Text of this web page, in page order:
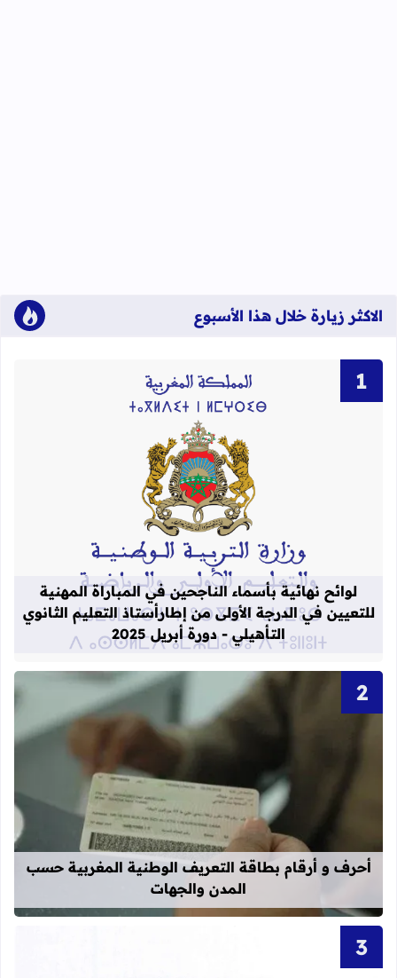
الاكثر زيارة خلال هذا الأسبوع
قراءة المزيد عن لوائح نهائية بأسماء
لوائح نهائية بأسماء الناجحين في المباراة المهنية
للتعيين في الدرجة الأولى من إطارأستاذ التعليم الثانوي
التأهيلي - دورة أبريل 2025
قراءة المزيد عن أحرف و أرقام
أحرف و أرقام بطاقة التعريف الوطنية المغربية حسب
المدن والجهات